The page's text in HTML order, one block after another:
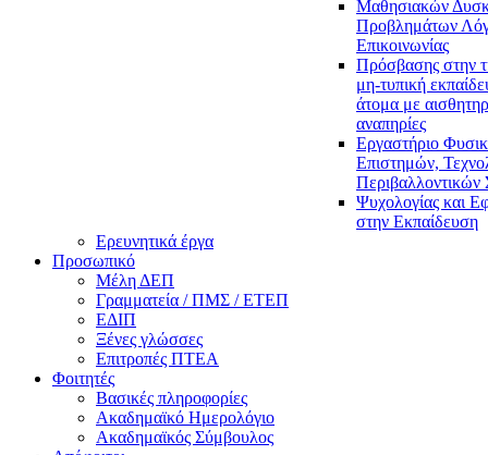
Μαθησιακών
Προβλημάτων
Επικοινωνίας
Πρόσβασης στην
μη-τυπική
άτομα με
αναπηρίες
Εργαστήριο
Επιστημών,
Ψυχολογίας και
στην Εκπαίδευση
Ερευνητικά έργα
Προσωπικό
Μέλη ΔΕΠ
Γραμματεία / ΠΜΣ / ΕΤΕΠ
ΕΔΙΠ
Ξένες γλώσσες
Επιτροπές ΠΤΕΑ
Φοιτητές
Βασικές πληροφορίες
Ακαδημαϊκό Ημερολόγιο
Ακαδημαϊκός Σύμβουλος